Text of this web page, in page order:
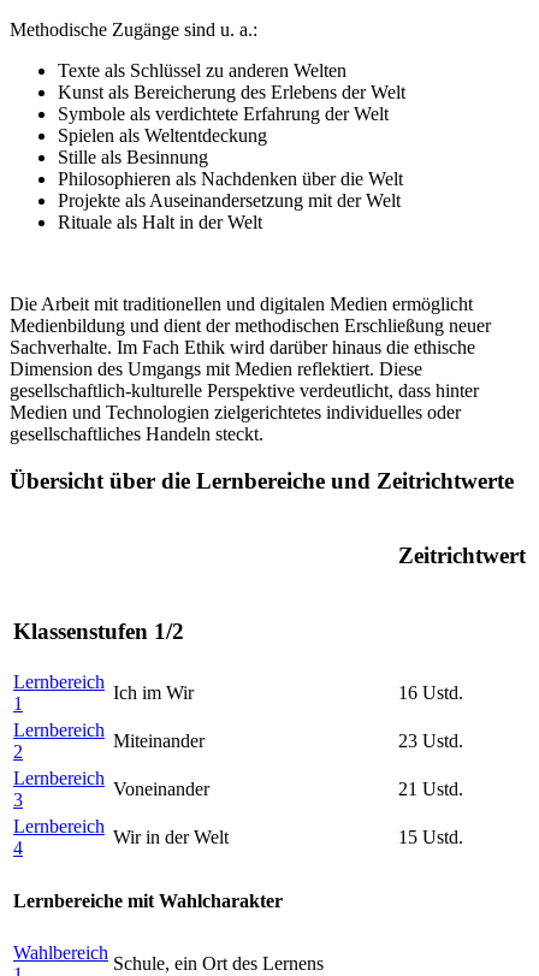
Methodische Zugänge sind u. a.:
Texte als Schlüssel zu anderen Welten
Kunst als Bereicherung des Erlebens der Welt
Symbole als verdichtete Erfahrung der Welt
Spielen als Weltentdeckung
Stille als Besinnung
Philosophieren als Nachdenken über die Welt
Projekte als Auseinandersetzung mit der Welt
Rituale als Halt in der Welt
Die Arbeit mit traditionellen und digitalen Medien ermöglicht
Medienbildung und dient der methodischen Erschließung neuer
Sachverhalte. Im Fach Ethik wird darüber hinaus die ethische
Dimension des Umgangs mit Medien reflektiert. Diese
gesellschaftlich-kulturelle Perspektive verdeutlicht, dass hinter
Medien und Technologien zielgerichtetes individuelles oder
gesellschaftliches Handeln steckt.
Übersicht über die Lernbereiche und Zeitrichtwerte
Zeitrichtwert
Klassenstufen 1/2
Lernbereich
1
Ich im Wir
16 Ustd.
Lernbereich
2
Miteinander
23 Ustd.
Lernbereich
3
Voneinander
21 Ustd.
Lernbereich
4
Wir in der Welt 15 Ustd.
Lernbereiche mit Wahlcharakter
Wahlbereich
Schule, ein Ort des Lernens